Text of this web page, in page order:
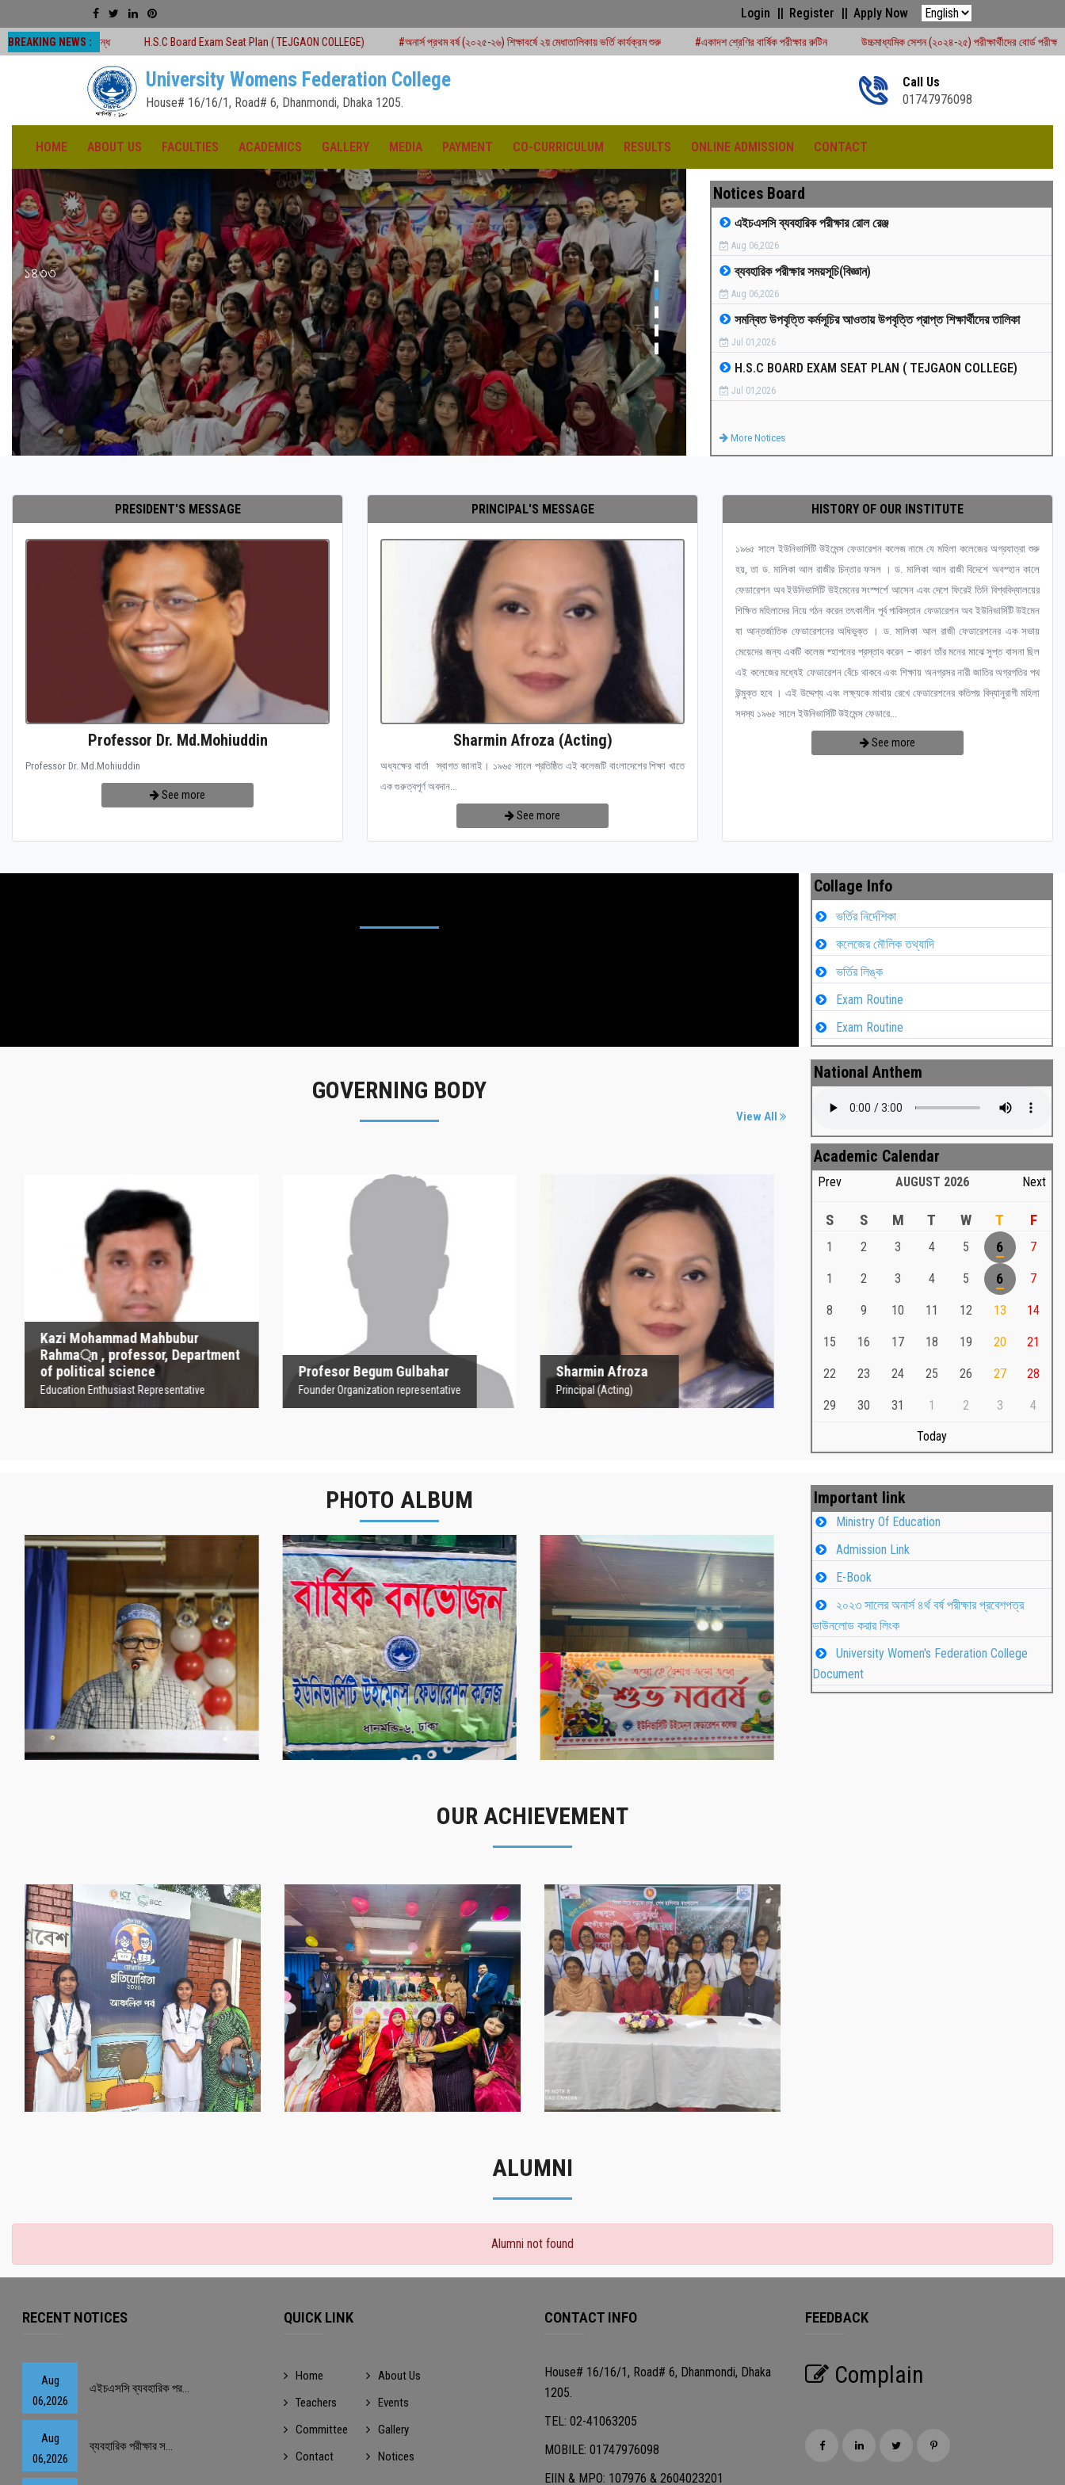
Login Register Apply Now
BREAKING NEWS :
বন্ধ H.S.C Board Exam Seat Plan ( TEJGAON COLLEGE) #অনার্স প্রথম বর্ষ (২০২৫-২৬) শিক্ষাবর্ষে ২য় মেধাতালিকায় ভর্তি কার্যক্রম শুরু #একাদশ শ্রেণির বার্ষিক পরীক্ষার রুটিন উচ্চমাধ্যমিক সেশন (২০২৪-২৫) পরীক্ষার্থীদের বোর্ড পরীক্ষার রুটিন - ২০২৬
University Womens Federation College
House# 16/16/1, Road# 6, Dhanmondi, Dhaka 1205.
Call Us
01747976098
HOME ABOUT US FACULTIES ACADEMICS GALLERY MEDIA PAYMENT CO-CURRICULUM RESULTS ONLINE ADMISSION CONTACT
১৪৩৩ ক্রীড়া প্রতিযোগিতা -২০২৫
Notices Board
এইচএসসি ব্যবহারিক পরীক্ষার রোল রেঞ্জ
Aug 06,2026
ব্যবহারিক পরীক্ষার সময়সূচি(বিজ্ঞান)
Aug 06,2026
সমন্বিত উপবৃত্তি কর্মসূচির আওতায় উপবৃত্তি প্রাপ্ত শিক্ষার্থীদের তালিকা
Jul 01,2026
H.S.C BOARD EXAM SEAT PLAN ( TEJGAON COLLEGE)
Jul 01,2026
More Notices
PRESIDENT'S MESSAGE
Professor Dr. Md.Mohiuddin
Professor Dr. Md.Mohiuddin
See more
PRINCIPAL'S MESSAGE
Sharmin Afroza (Acting)
অধ্যক্ষের বার্তা স্বাগত জানাই। ১৯৬৫ সালে প্রতিষ্ঠিত এই কলেজটি বাংলাদেশের শিক্ষা খাতে
এক গুরুত্বপূর্ণ অবদান...
See more
HISTORY OF OUR INSTITUTE
১৯৬৫ সালে ইউনিভার্সিটি উইমেন্স ফেডারেশন কলেজ নামে যে মহিলা কলেজের অগ্রযাত্রা শুরু
হয়, তা ড. মালিকা আল রাজীর চিন্তার ফসল । ড. মালিকা আল রাজী বিদেশে অবস্হান কালে
ফেডারেশন অব ইউনিভার্সিটি উইমেনের সংস্পর্শে আসেন এবং দেশে ফিরেই তিনি বিশ্ববিদ্যালয়ের
শিক্ষিত মহিলাদের নিয়ে গঠন করেন তৎকালীন পূর্ব পাকিস্তান ফেডারেশন অব ইউনিভার্সিটি উইমেন
যা আন্তর্জাতিক ফেডারেশনের অধিভুক্ত । ড. মালিকা আল রাজী ফেডারেশনের এক সভায়
মেয়েদের জন্য একটি কলেজ ষ্হাপনের প্রস্তাব করেন – কারণ তাঁর মনের মাঝে সুপ্ত বাসনা ছিল
এই কলেজের মধ্যেই ফেডারেশন বেঁচে থাকবে এবং শিক্ষায় অনগ্রসর নারী জাতির অগ্রগতির পথ
উন্মুক্ত হবে । এই উদ্দেশ্য এবং লক্ষ্যকে মাথায় রেখে ফেডারেশনের কতিপয় বিদ্যানুরাগী মহিলা
সদস্য ১৯৬৫ সালে ইউনিভার্সিটি উইমেন্স ফেডারে...
See more
Collage Info
ভর্তির নির্দেশিকা
কলেজের মৌলিক তথ্যাদি
ভর্তির লিঙ্ক
Exam Routine
Exam Routine
GOVERNING BODY
View All
Kazi Mohammad Mahbubur
Rahma্‌n , professor, Department
of political science
Education Enthusiast Representative
Kazi Mohammad
Mahbubur Rahma্‌n ,
professor, Department
of political science
Education Enthusiast Representative
Profesor Begum Gulbahar
Founder Organization representative
Profesor Begum
Founder Organization representative
Sharmin Afroza
Principal (Acting)
Sharmin Afroza
Principal (Acting)
Md. Shafiullah Sarker
Md. Shafiullah Sarkar , Professor , Teacher
Md. Shafiullah Sarker
Md. Shafiullah Sarkar , Professor ,
Teacher Representative
National Anthem
Academic Calendar
Prev AUGUST 2026 Next
S S M T W T F
1 2 3 4 5 6 7
1 2 3 4 5 6 7
8 9 10 11 12 13 14
15 16 17 18 19 20 21
22 23 24 25 26 27 28
29 30 31 1 2 3 4
Today
PHOTO ALBUM
নবীনবরণ - ২০২৫ বার্ষিক বনভোজন ২০২৫ বাংলা নববর্ষ ১৪৩২ উদযাপন
Important link
Ministry Of Education
Admission Link
E-Book
২০২৩ সালের অনার্স ৪র্থ বর্ষ পরীক্ষার প্রবেশপত্র
ডাউনলোড করার লিংক
University Women's Federation College
Document
OUR ACHIEVEMENT
‌গৌর‌বের অর্জন
‌গৌর‌বের অর্জন
গৌরবের মুহূর্ত
গৌরবের মুহূর্ত
সাফল্যের স্মৃতি
সাফল্যের স্মৃতি
ALUMNI
Alumni not found
RECENT NOTICES
Aug
06,2026
এইচএসসি ব্যবহারিক পর...
Aug
06,2026
ব্যবহারিক পরীক্ষার স...
QUICK LINK
Home
About Us
Teachers
Events
Committee
Gallery
Contact
Notices
CONTACT INFO
House# 16/16/1, Road# 6, Dhanmondi, Dhaka
1205.
TEL: 02-41063205
MOBILE: 01747976098
EIIN & MPO: 107976 & 2604023201
FEEDBACK
Complain